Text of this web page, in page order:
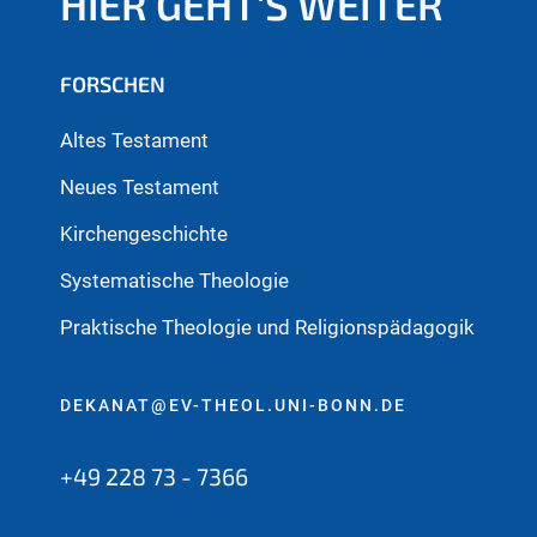
FORSCHEN
Altes Testament
Neues Testament
Kirchengeschichte
Systematische Theologie
Praktische Theologie und Religionspädagogik
DEKANAT@EV-THEOL.UNI-BONN.DE
+49 228 73 - 7366